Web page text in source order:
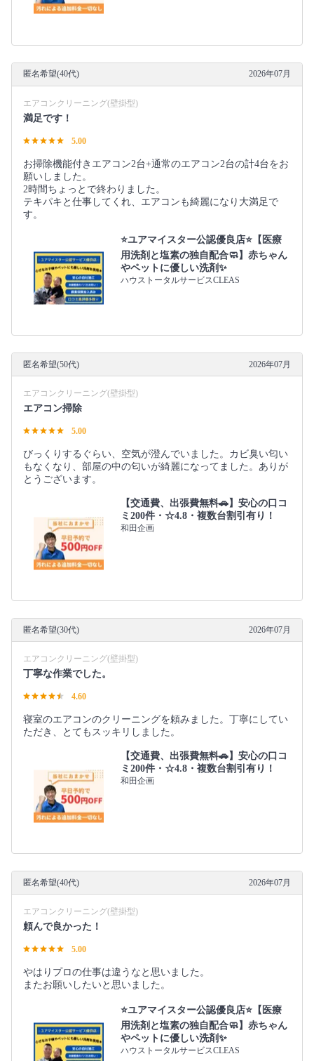
匿名希望(40代) 2026年07月
エアコンクリーニング(壁掛型)
満足です！
5.00
お掃除機能付きエアコン2台+通常のエアコン2台の計4台をお
願いしました。
2時間ちょっとで終わりました。
テキパキと仕事してくれ、エアコンも綺麗になり大満足で
す。
⭐️ユアマイスター公認優良店⭐️【医療
用洗剤と塩素の独自配合🧼】赤ちゃん
やペットに優しい洗剤✨
ハウストータルサービスCLEAS
匿名希望(50代) 2026年07月
エアコンクリーニング(壁掛型)
エアコン掃除
5.00
びっくりするぐらい、空気が澄んでいました。カビ臭い匂い
もなくなり、部屋の中の匂いが綺麗になってました。ありが
とうございます。
【交通費、出張費無料🚗】安心の口コ
ミ200件・☆4.8・複数台割引有り！
和田企画
匿名希望(30代) 2026年07月
エアコンクリーニング(壁掛型)
丁寧な作業でした。
4.60
寝室のエアコンのクリーニングを頼みました。丁寧にしてい
ただき、とてもスッキリしました。
【交通費、出張費無料🚗】安心の口コ
ミ200件・☆4.8・複数台割引有り！
和田企画
匿名希望(40代) 2026年07月
エアコンクリーニング(壁掛型)
頼んで良かった！
5.00
やはりプロの仕事は違うなと思いました。
またお願いしたいと思いました。
⭐️ユアマイスター公認優良店⭐️【医療
用洗剤と塩素の独自配合🧼】赤ちゃん
やペットに優しい洗剤✨
ハウストータルサービスCLEAS